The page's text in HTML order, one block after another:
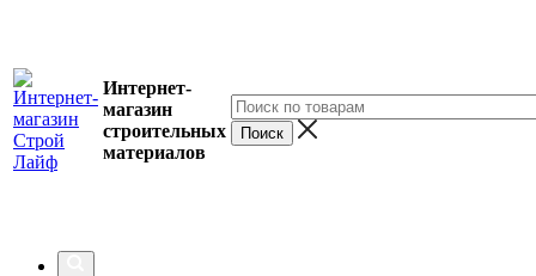
Интернет-
магазин
строительных
материалов